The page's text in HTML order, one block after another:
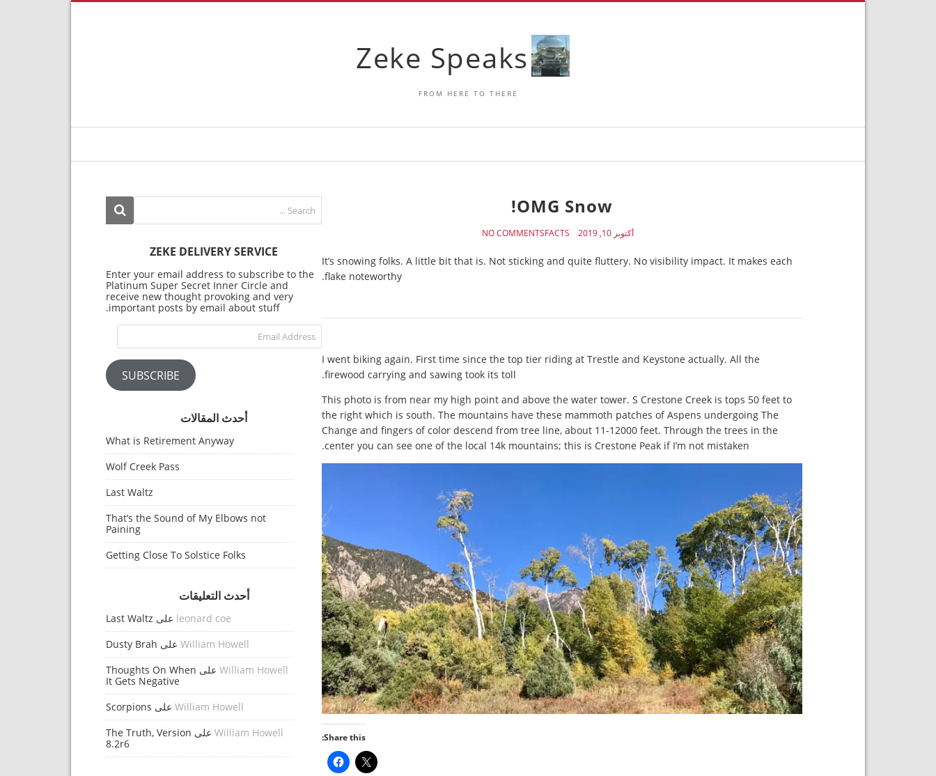
Zeke Speaks
FROM HERE TO THERE
OMG Snow!
أكتوبر 10, 2019 FACTS
NO COMMENTS
It’s snowing folks. A little bit that is. Not sticking and quite fluttery. No visibility impact. It makes each
flake noteworthy.
I went biking again. First time since the top tier riding at Trestle and Keystone actually. All the
firewood carrying and sawing took its toll.
This photo is from near my high point and above the water tower. S Crestone Creek is tops 50 feet to
the right which is south. The mountains have these mammoth patches of Aspens undergoing The
Change and fingers of color descend from tree line, about 11-12000 feet. Through the trees in the
center you can see one of the local 14k mountains; this is Crestone Peak if I’m not mistaken.
Share this:
ZEKE DELIVERY SERVICE
Enter your email address to subscribe to the
Platinum Super Secret Inner Circle and
receive new thought provoking and very
important posts by email about stuff.
SUBSCRIBE
أحدث المقالات
What is Retirement Anyway
Wolf Creek Pass
Last Waltz
That’s the Sound of My Elbows not
Paining
Getting Close To Solstice Folks
أحدث التعليقات
leonard coe على Last Waltz
William Howell على Dusty Brah
William Howell على Thoughts On When
It Gets Negative
William Howell على Scorpions
William Howell على The Truth, Version
8.2r6